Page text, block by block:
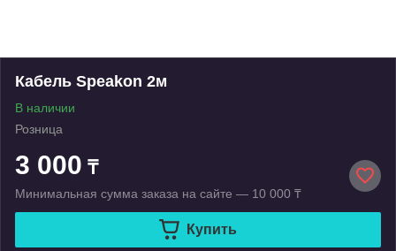
Кабель Speakon 2м
В наличии
Розница
3 000 ₸
Минимальная сумма заказа на сайте — 10 000 ₸
Купить